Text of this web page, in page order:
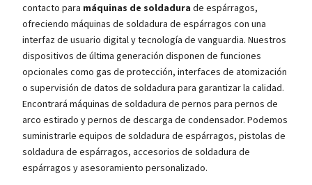
contacto para máquinas de soldadura de espárragos,
ofreciendo máquinas de soldadura de espárragos con una
interfaz de usuario digital y tecnología de vanguardia. Nuestros
dispositivos de última generación disponen de funciones
opcionales como gas de protección, interfaces de atomización
o supervisión de datos de soldadura para garantizar la calidad.
Encontrará máquinas de soldadura de pernos para pernos de
arco estirado y pernos de descarga de condensador. Podemos
suministrarle equipos de soldadura de espárragos, pistolas de
soldadura de espárragos, accesorios de soldadura de
espárragos y asesoramiento personalizado.